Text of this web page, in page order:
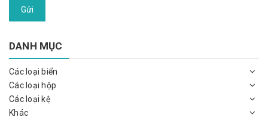
Gửi
DANH MỤC
Các loại biển
Các loại hộp
Các loại kệ
Khác